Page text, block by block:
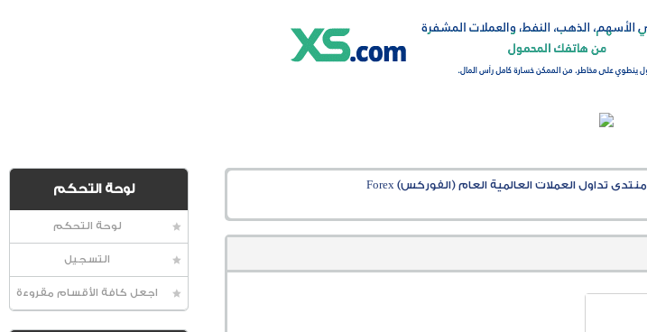
لوحة التحكم
لوحة التحكم
التسجيل
اجعل كافة الأقسام مقروءة
منتدى تداول العملات العالمية العام (الفوركس) Forex